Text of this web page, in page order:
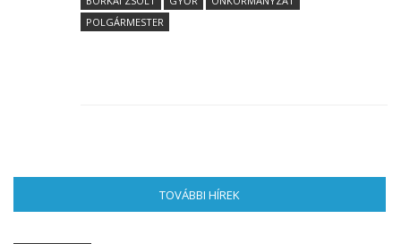
POLGÁRMESTER
TOVÁBBI HÍREK